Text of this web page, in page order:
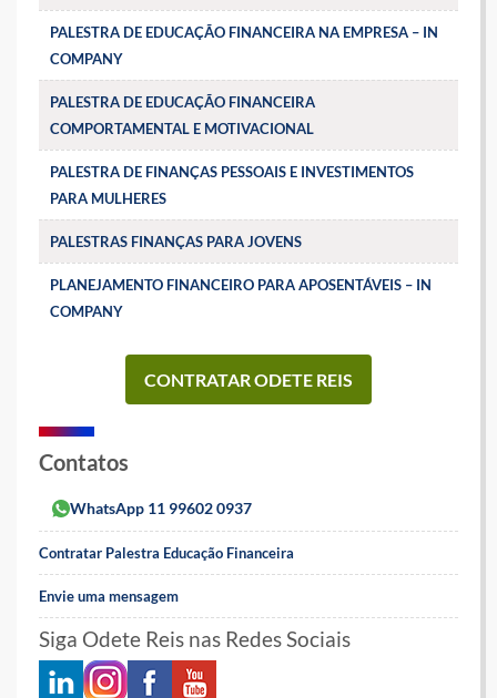
PALESTRA DE EDUCAÇÃO FINANCEIRA NA EMPRESA – IN
COMPANY
PALESTRA DE EDUCAÇÃO FINANCEIRA
COMPORTAMENTAL E MOTIVACIONAL
PALESTRA DE FINANÇAS PESSOAIS E INVESTIMENTOS
PARA MULHERES
PALESTRAS FINANÇAS PARA JOVENS
PLANEJAMENTO FINANCEIRO PARA APOSENTÁVEIS – IN
COMPANY
CONTRATAR ODETE REIS
Contatos
WhatsApp 11 99602 0937
Contratar Palestra Educação Financeira
Envie uma mensagem
Siga Odete Reis nas Redes Sociais